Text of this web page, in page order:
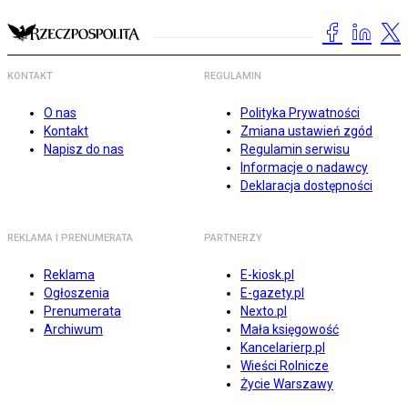
KONTAKT
O nas
Kontakt
Napisz do nas
REGULAMIN
Polityka Prywatności
Zmiana ustawień zgód
Regulamin serwisu
Informacje o nadawcy
Deklaracja dostępności
REKLAMA I PRENUMERATA
Reklama
Ogłoszenia
Prenumerata
Archiwum
PARTNERZY
E-kiosk.pl
E-gazety.pl
Nexto.pl
Mała księgowość
Kancelarierp.pl
Wieści Rolnicze
Życie Warszawy